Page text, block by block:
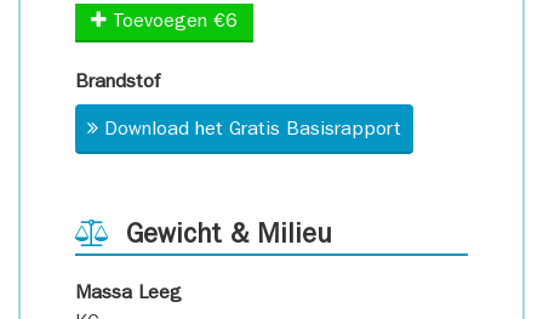
Toevoegen €6
Brandstof
Download het Gratis Basisrapport
Gewicht & Milieu
Massa Leeg